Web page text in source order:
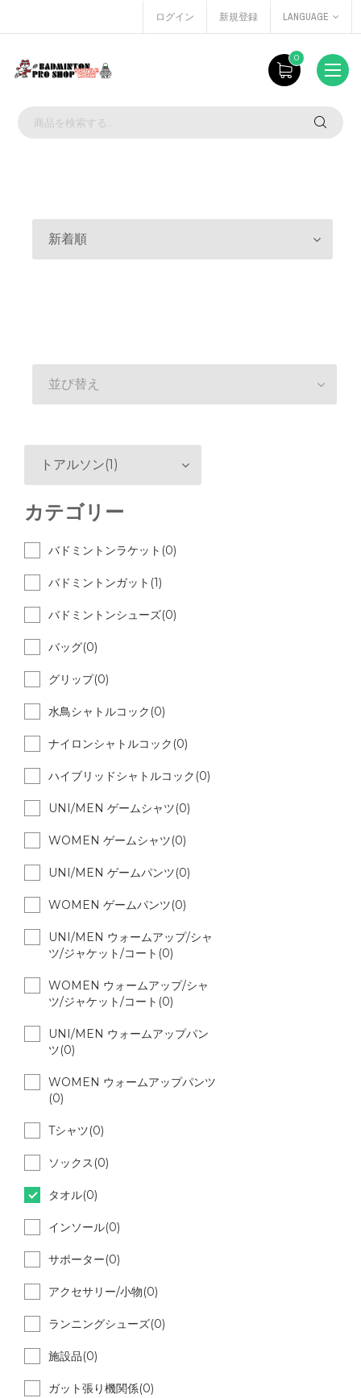
ログイン 新規登録 LANGUAGE
0
新着順
並び替え
トアルソン(1)
カテゴリー
バドミントンラケット(0)
バドミントンガット(1)
バドミントンシューズ(0)
バッグ(0)
グリップ(0)
水鳥シャトルコック(0)
ナイロンシャトルコック(0)
ハイブリッドシャトルコック(0)
UNI/MEN ゲームシャツ(0)
WOMEN ゲームシャツ(0)
UNI/MEN ゲームパンツ(0)
WOMEN ゲームパンツ(0)
UNI/MEN ウォームアップ/シャ
ツ/ジャケット/コート(0)
WOMEN ウォームアップ/シャ
ツ/ジャケット/コート(0)
UNI/MEN ウォームアップパン
ツ(0)
WOMEN ウォームアップパンツ
(0)
Tシャツ(0)
ソックス(0)
タオル(0)
インソール(0)
サポーター(0)
アクセサリー/小物(0)
ランニングシューズ(0)
施設品(0)
ガット張り機関係(0)